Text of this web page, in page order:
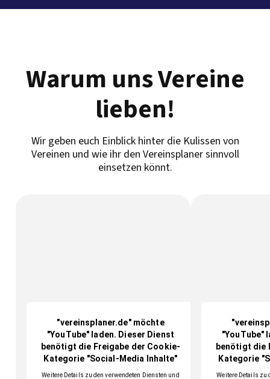
Warum uns Vereine
lieben!
Wir geben euch Einblick hinter die Kulissen von
Vereinen und wie ihr den Vereinsplaner sinnvoll
einsetzen könnt.